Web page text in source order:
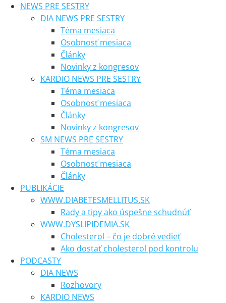
NEWS PRE SESTRY
DIA NEWS PRE SESTRY
Téma mesiaca
Osobnosť mesiaca
Články
Novinky z kongresov
KARDIO NEWS PRE SESTRY
Téma mesiaca
Osobnosť mesiaca
Články
Novinky z kongresov
SM NEWS PRE SESTRY
Téma mesiaca
Osobnosť mesiaca
Články
PUBLIKÁCIE
WWW.DIABETESMELLITUS.SK
Rady a tipy ako úspešne schudnúť
WWW.DYSLIPIDEMIA.SK
Cholesterol – čo je dobré vedieť
Ako dostať cholesterol pod kontrolu
PODCASTY
DIA NEWS
Rozhovory
KARDIO NEWS